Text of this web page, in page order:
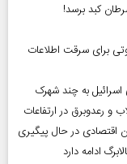
کبد برسد!
برای سرقت اطلاعات
به چند شهرک
اقتصادی در حال پیگیری
ادامه دارد